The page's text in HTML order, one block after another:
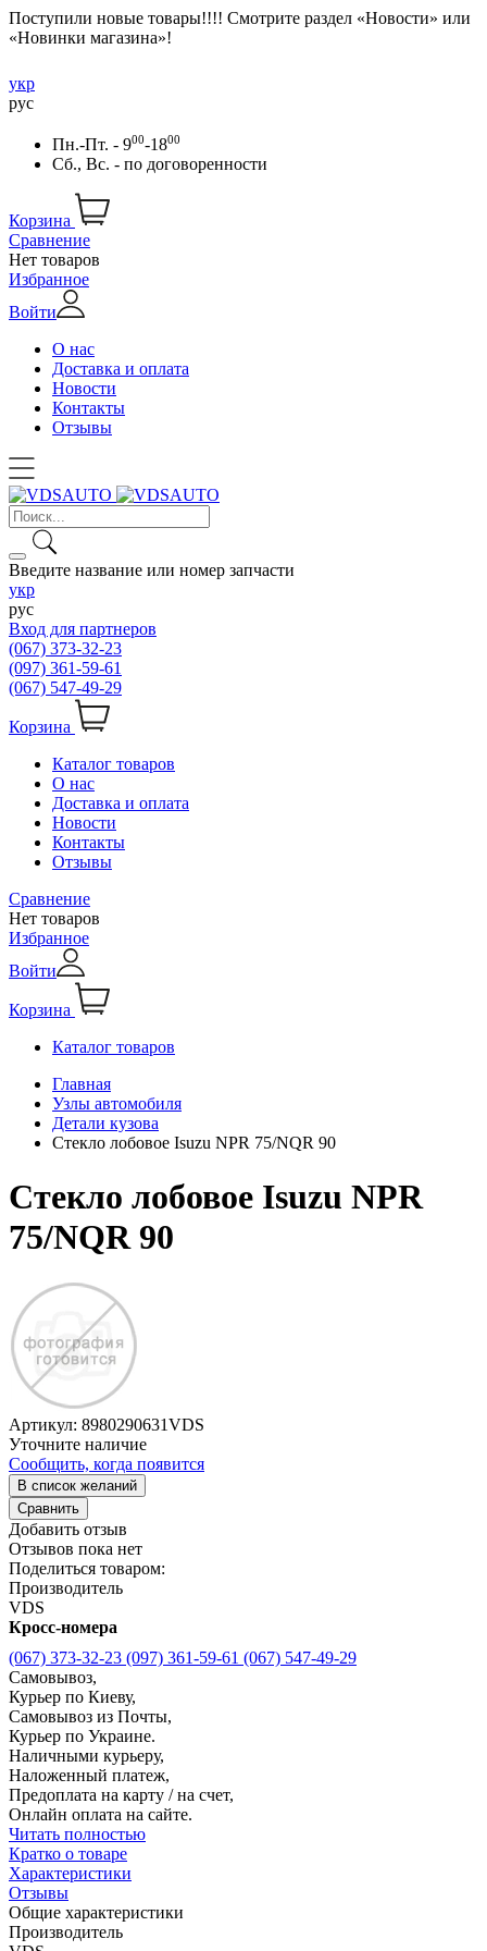
Поступили новые товары!!!! Смотрите раздел «Новости» или
«Новинки магазина»!
укр
рус
Пн.-Пт. - 900-1800
Сб., Вс. - по договоренности
Корзина
Сравнение
Нет товаров
Избранное
Войти
О нас
Доставка и оплата
Новости
Контакты
Отзывы
Введите название или номер запчасти
укр
рус
Вход для партнеров
(067) 373-32-23
(097) 361-59-61
(067) 547-49-29
Корзина
Каталог товаров
О нас
Доставка и оплата
Новости
Контакты
Отзывы
Сравнение
Нет товаров
Избранное
Войти
Корзина
Каталог товаров
Главная
Узлы автомобиля
Детали кузова
Стекло лобовое Isuzu NPR 75/NQR 90
Стекло лобовое Isuzu NPR
75/NQR 90
Артикул: 8980290631VDS
Уточните наличие
Сообщить, когда появится
В список желаний
Сравнить
Добавить отзыв
Отзывов пока нет
Поделиться товаром:
Производитель
VDS
Кросс-номера
(067) 373-32-23 (097) 361-59-61 (067) 547-49-29
Самовывоз,
Курьер по Киеву,
Самовывоз из Почты,
Курьер по Украине.
Наличными курьеру,
Наложенный платеж,
Предоплата на карту / на счет,
Онлайн оплата на сайте.
Читать полностью
Кратко о товаре
Характеристики
Отзывы
Общие характеристики
Производитель